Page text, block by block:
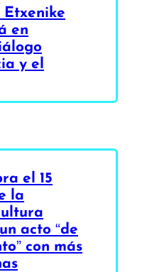
en
y el
el 15
la
acto “de
con más